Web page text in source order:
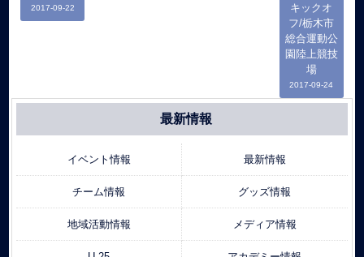
2017-09-22
キックオ
フ/栃木市
総合運動公
園陸上競技
場
2017-09-24
最新情報
イベント情報 最新情報
チーム情報 グッズ情報
地域活動情報 メディア情報